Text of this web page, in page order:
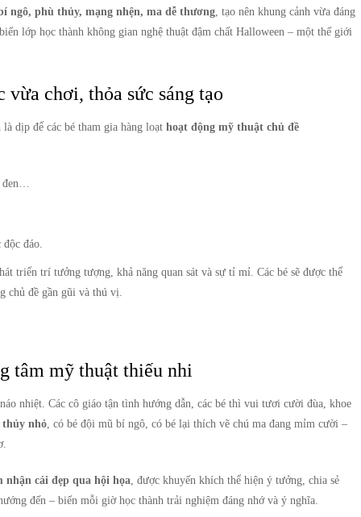
ngô, phù thủy, mạng nhện, ma dễ thương , tạo nên khung cảnh vừa đáng
lớp học thành không gian nghệ thuật đậm chất Halloween – một thế giới
chơi, thỏa sức sáng tạo
là dịp để các bé tham gia hàng loạt hoạt động mỹ thuật chủ đề
đáo.
triển trí tưởng tượng, khả năng quan sát và sự tỉ mỉ. Các bé sẽ được thể
chủ đề gần gũi và thú vị.
tâm mỹ thuật thiếu nhi
nhiệt. Các cô giáo tận tình hướng dẫn, các bé thì vui tươi cười đùa, khoe
thủy nhỏ , có bé đội mũ bí ngô, có bé lại thích vẽ chú ma đang mỉm cười –
nhận cái đẹp qua hội họa , được khuyến khích thể hiện ý tưởng, chia sẻ
đến – biến mỗi giờ học thành trải nghiệm đáng nhớ và ý nghĩa.